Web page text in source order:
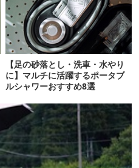
【足の砂落とし・洗車・水やり
に】マルチに活躍するポータブ
ルシャワーおすすめ8選